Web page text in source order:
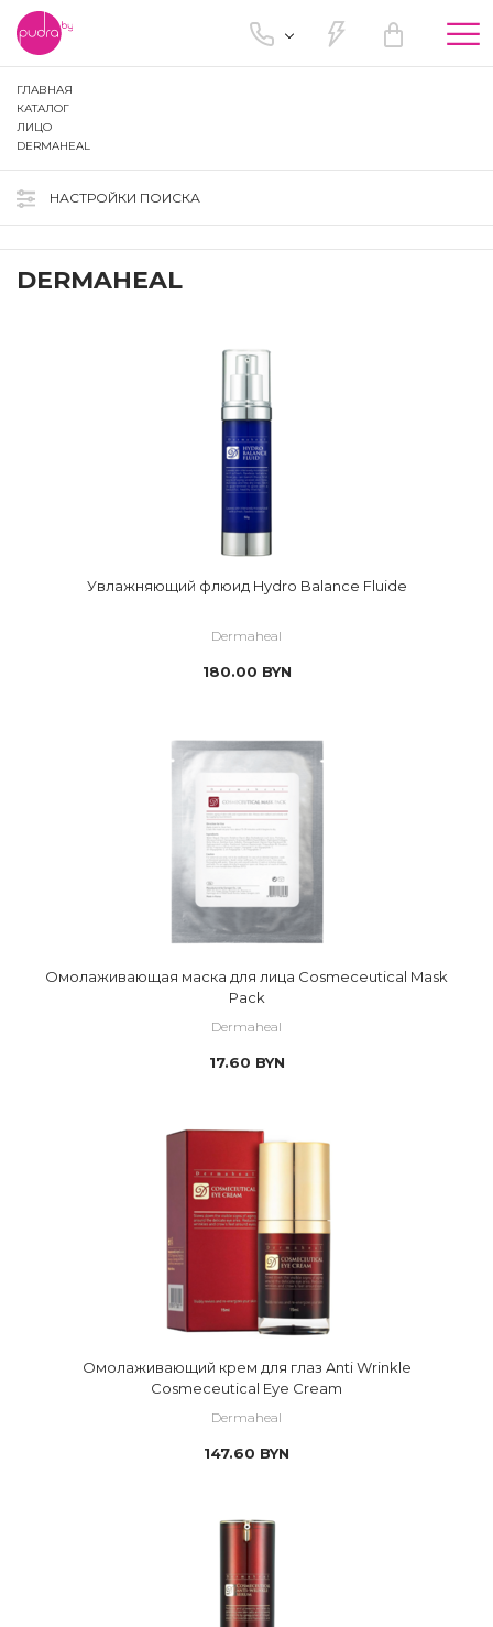
ГЛАВНАЯ
КАТАЛОГ
ЛИЦО
DERMAHEAL
НАСТРОЙКИ ПОИСКА
DERMAHEAL
Увлажняющий флюид Hydro Balance Fluide
Dermaheal
180.00 BYN
Омолаживающая маска для лица Cosmeceutical Mask
Pack
Dermaheal
17.60 BYN
Омолаживающий крем для глаз Anti Wrinkle
Cosmeceutical Eye Cream
Dermaheal
147.60 BYN